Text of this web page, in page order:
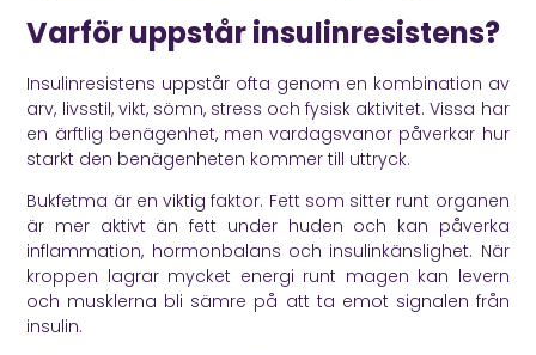
Varför uppstår insulinresistens?
Insulinresistens uppstår ofta genom en kombination av
arv, livsstil, vikt, sömn, stress och fysisk aktivitet. Vissa har
en ärftlig benägenhet, men vardagsvanor påverkar hur
starkt den benägenheten kommer till uttryck.
Bukfetma är en viktig faktor. Fett som sitter runt organen
är mer aktivt än fett under huden och kan påverka
inflammation, hormonbalans och insulinkänslighet. När
kroppen lagrar mycket energi runt magen kan levern
och musklerna bli sämre på att ta emot signalen från
insulin.